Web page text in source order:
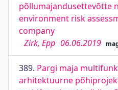
põllumajandusettevõtte
environment risk
company
Zirk, Epp 06.06.2019
389. Pargi maja
arhitektuurne